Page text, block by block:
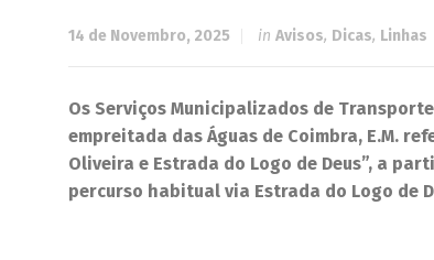
14 de Novembro, 2025 in Avisos, Dicas, Linhas
Os Serviços Municipalizados de
empreitada das Águas de Coimbra, E.M.
Oliveira e Estrada do Logo de Deus”, a
percurso habitual via Estrada do Logo de